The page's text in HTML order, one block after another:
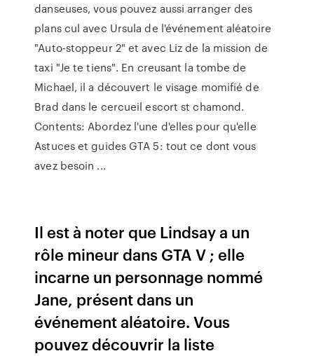
danseuses, vous pouvez aussi arranger des
plans cul avec Ursula de l'événement aléatoire
"Auto-stoppeur 2" et avec Liz de la mission de
taxi "Je te tiens". En creusant la tombe de
Michael, il a découvert le visage momifié de
Brad dans le cercueil escort st chamond.
Contents: Abordez l'une d'elles pour qu'elle
Astuces et guides GTA 5: tout ce dont vous
avez besoin ...
Il est à noter que Lindsay a un
rôle mineur dans GTA V ; elle
incarne un personnage nommé
Jane, présent dans un
événement aléatoire. Vous
pouvez découvrir la liste